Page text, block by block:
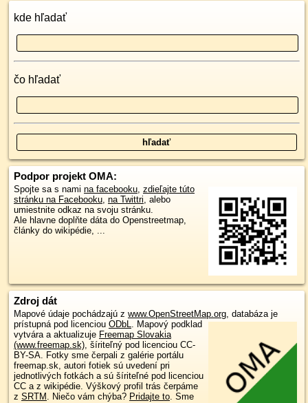
kde hľadať
čo hľadať
Podpor projekt OMA:
Spojte sa s nami na facebooku, zdieľajte túto
stránku na Facebooku, na Twittri, alebo
umiestnite odkaz na svoju stránku.
Ale hlavne doplňte dáta do Openstreetmap,
články do wikipédie, ...
Zdroj dát
Mapové údaje pochádzajú z www.OpenStreetMap.org , databáza je
prístupná pod licenciou ODbL
Mapový podklad
vytvára a aktualizuje Freemap Slovakia
(www.freemap.sk) , šíriteľný pod licenciou CC-
BY-SA. Fotky sme čerpali z galérie portálu
freemap.sk, autori fotiek sú uvedení pri
jednotlivých fotkách a sú šíriteľné pod licenciou
CC a z wikipédie. Výškový profil trás čerpáme
z SRTM . Niečo vám chýba? Pridajte to . Sme